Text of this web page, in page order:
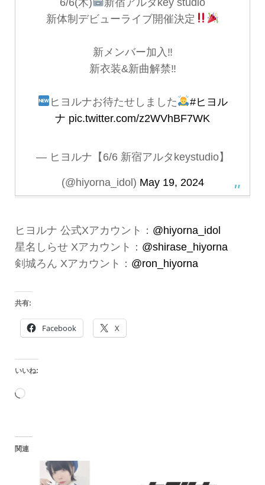
新体制デビューライブ開催決定
新メンバー加入‼︎
新衣装&新曲解禁‼︎
ヒヨルナお待たせしました
#ヒヨル
ナ pic.twitter.com/z2WVhBF7WK
— ヒヨルナ【6/6 新宿アルタkeystudio】
(@hiyorna_idol) May 19, 2024
ヒヨルナ 公式Xアカウント： @hiyorna_idol
星名しらせ Xアカウント： @shirase_hiyorna
剣城ろん Xアカウント： @ron_hiyorna
共有:
Facebook X
いいね:
読
込
関連